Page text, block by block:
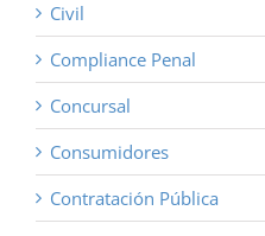
Civil
Compliance Penal
Concursal
Consumidores
Contratación Pública